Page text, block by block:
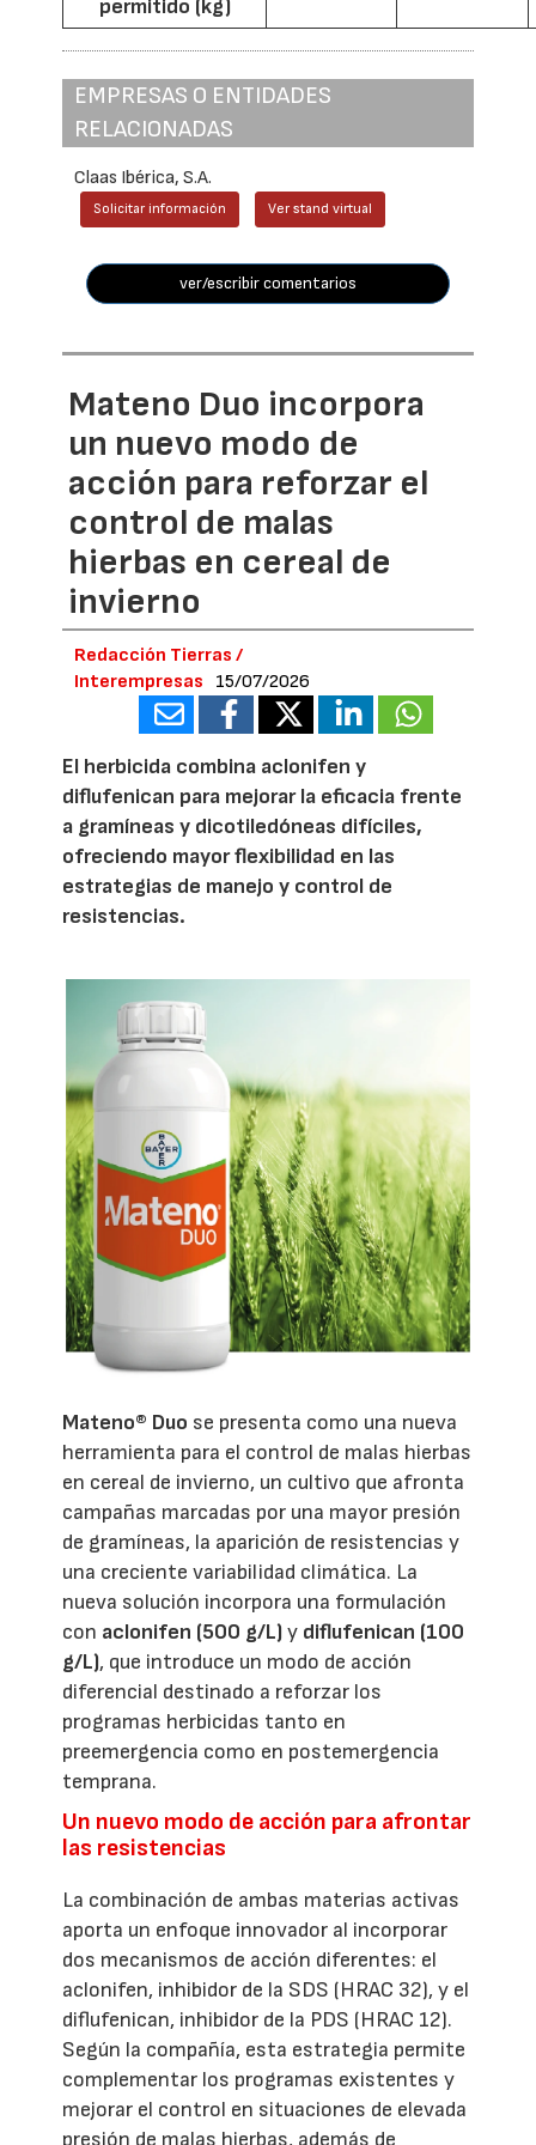
permitido (kg)
EMPRESAS O ENTIDADES
RELACIONADAS
Claas Ibérica, S.A.
Solicitar información Ver stand virtual
ver/escribir comentarios
Mateno Duo incorpora
un nuevo modo de
acción para reforzar el
control de malas
hierbas en cereal de
invierno
Redacción Tierras /
Interempresas
15/07/2026
El herbicida combina aclonifen y
diflufenican para mejorar la eficacia frente
a gramíneas y dicotiledóneas difíciles,
ofreciendo mayor flexibilidad en las
estrategias de manejo y control de
resistencias.
Mateno® Duo se presenta como una nueva
herramienta para el control de malas hierbas
en cereal de invierno, un cultivo que afronta
campañas marcadas por una mayor presión
de gramíneas, la aparición de resistencias y
una creciente variabilidad climática. La
nueva solución incorpora una formulación
con aclonifen (500 g/L)y diflufenican (100
g/L), que introduce un modo de acción
diferencial destinado a reforzar los
programas herbicidas tanto en
preemergencia como en postemergencia
temprana.
Un nuevo modo de acción para afrontar
las resistencias
La combinación de ambas materias activas
aporta un enfoque innovador al incorporar
dos mecanismos de acción diferentes: el
aclonifen, inhibidor de la SDS (HRAC 32), y el
diflufenican, inhibidor de la PDS (HRAC 12).
Según la compañía, esta estrategia permite
complementar los programas existentes y
mejorar el control en situaciones de elevada
presión de malas hierbas, además de